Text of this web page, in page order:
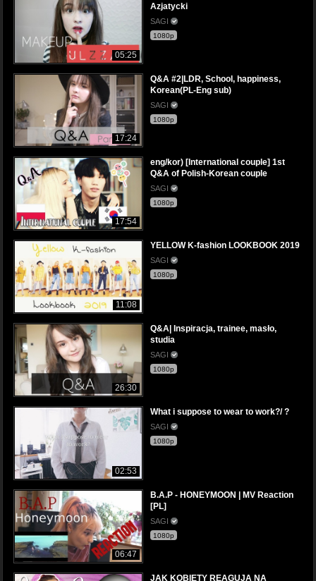
05:25
Azjatycki
SAGI
1080p
17:24
Q&A #2|LDR, School, happiness,
Korean(PL-Eng sub)
SAGI
1080p
17:54
eng/kor) [International couple] 1st
Q&A of Polish-Korean couple
SAGI
1080p
11:08
YELLOW K-fashion LOOKBOOK 2019
SAGI
1080p
26:30
Q&A| Inspiracja, trainee, masło,
studia
SAGI
1080p
02:53
What i suppose to wear to work?/ ?
SAGI
1080p
06:47
B.A.P - HONEYMOON | MV Reaction
[PL]
SAGI
1080p
JAK KOBIETY REAGUJĄ NA